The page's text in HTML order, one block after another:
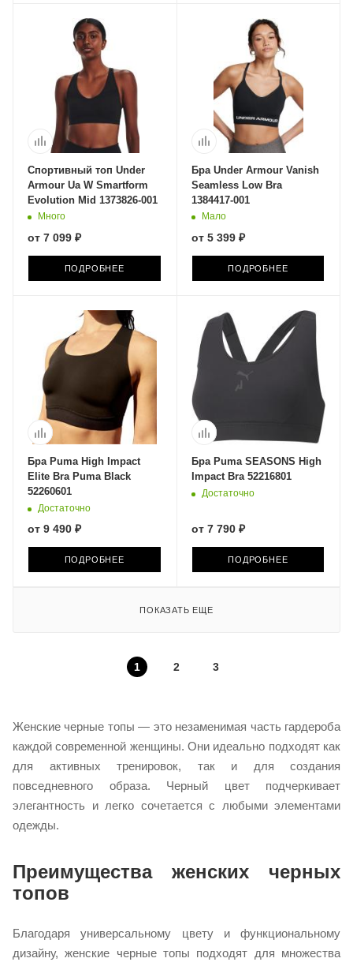
Спортивный топ Under
Armour Ua W Smartform
Evolution Mid 1373826-001
Много
от 7 099 ₽
ПОДРОБНЕЕ
Бра Under Armour Vanish
Seamless Low Bra
1384417-001
Мало
от 5 399 ₽
ПОДРОБНЕЕ
Бра Puma High Impact
Elite Bra Puma Black
52260601
Достаточно
от 9 490 ₽
ПОДРОБНЕЕ
Бра Puma SEASONS High
Impact Bra 52216801
Достаточно
от 7 790 ₽
ПОДРОБНЕЕ
ПОКАЗАТЬ ЕЩЕ
1 2 3
Женские черные топы — это незаменимая часть гардероба
каждой современной женщины. Они идеально подходят как
для активных тренировок, так и для создания
повседневного образа. Черный цвет подчеркивает
элегантность и легко сочетается с любыми элементами
одежды.
Преимущества женских черных
топов
Благодаря универсальному цвету и функциональному
дизайну, женские черные топы подходят для множества